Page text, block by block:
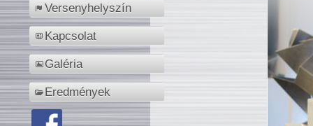
Versenyhelyszín
Kapcsolat
Galéria
Eredmények